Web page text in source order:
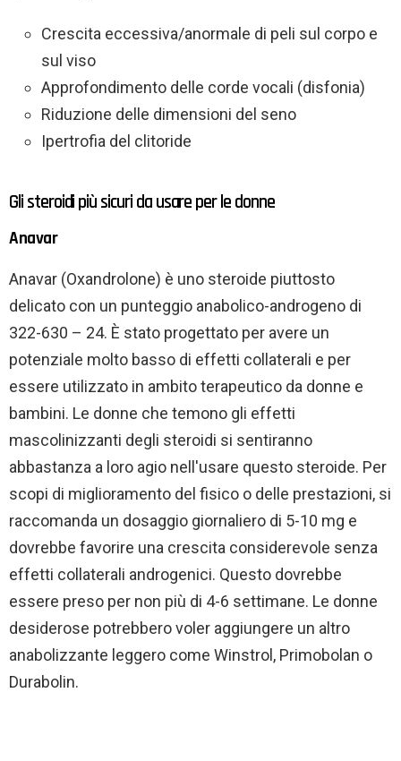
Crescita eccessiva/anormale di peli sul corpo e
sul viso
Approfondimento delle corde vocali (disfonia)
Riduzione delle dimensioni del seno
Ipertrofia del clitoride
Gli steroidi più sicuri da usare per le donne
Anavar
Anavar (Oxandrolone) è uno steroide piuttosto
delicato con un punteggio anabolico-androgeno di
322-630 – 24. È stato progettato per avere un
potenziale molto basso di effetti collaterali e per
essere utilizzato in ambito terapeutico da donne e
bambini. Le donne che temono gli effetti
mascolinizzanti degli steroidi si sentiranno
abbastanza a loro agio nell'usare questo steroide. Per
scopi di miglioramento del fisico o delle prestazioni, si
raccomanda un dosaggio giornaliero di 5-10 mg e
dovrebbe favorire una crescita considerevole senza
effetti collaterali androgenici. Questo dovrebbe
essere preso per non più di 4-6 settimane. Le donne
desiderose potrebbero voler aggiungere un altro
anabolizzante leggero come Winstrol, Primobolan o
Durabolin.